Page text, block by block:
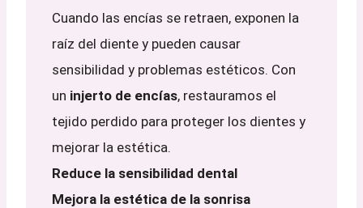
Cuando las encías se retraen, exponen la
raíz del diente y pueden causar
sensibilidad y problemas estéticos. Con
un injerto de encías, restauramos el
tejido perdido para proteger los dientes y
mejorar la estética.
Reduce la sensibilidad dental
Mejora la estética de la sonrisa